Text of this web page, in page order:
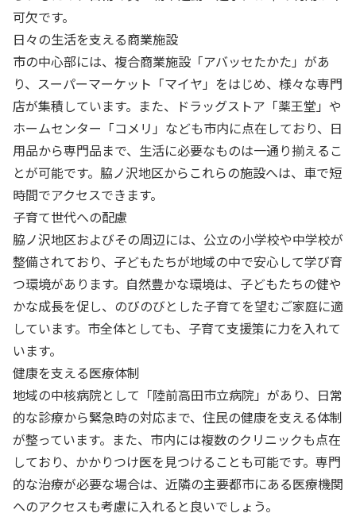
可欠です。
日々の生活を支える商業施設
市の中心部には、複合商業施設「アバッセたかた」があ
り、スーパーマーケット「マイヤ」をはじめ、様々な専門
店が集積しています。また、ドラッグストア「薬王堂」や
ホームセンター「コメリ」なども市内に点在しており、日
用品から専門品まで、生活に必要なものは一通り揃えるこ
とが可能です。脇ノ沢地区からこれらの施設へは、車で短
時間でアクセスできます。
子育て世代への配慮
脇ノ沢地区およびその周辺には、公立の小学校や中学校が
整備されており、子どもたちが地域の中で安心して学び育
つ環境があります。自然豊かな環境は、子どもたちの健や
かな成長を促し、のびのびとした子育てを望むご家庭に適
しています。市全体としても、子育て支援策に力を入れて
います。
健康を支える医療体制
地域の中核病院として「陸前高田市立病院」があり、日常
的な診療から緊急時の対応まで、住民の健康を支える体制
が整っています。また、市内には複数のクリニックも点在
しており、かかりつけ医を見つけることも可能です。専門
的な治療が必要な場合は、近隣の主要都市にある医療機関
へのアクセスも考慮に入れると良いでしょう。